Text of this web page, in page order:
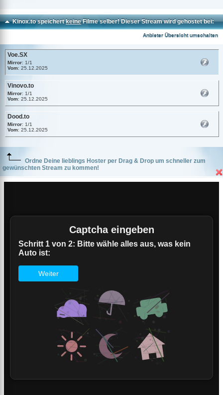
Kinox.to speichertkeineFilme selber! Dieser Stream wird gehostet bei:
Anbieter Übersicht umschalten
Voe.SX
Mirror: 1/1
Vom: 25.12.2025
Vinovo.to
Mirror: 1/1
Vom: 25.12.2025
Dood.to
Mirror: 1/1
Vom: 25.12.2025
Ordne Deine lieblings Hoster per Drag & Drop um schneller zum
gewünschten Stream zu kommen!